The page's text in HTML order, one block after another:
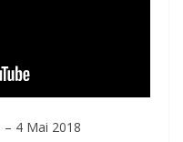
4 Mai 2018